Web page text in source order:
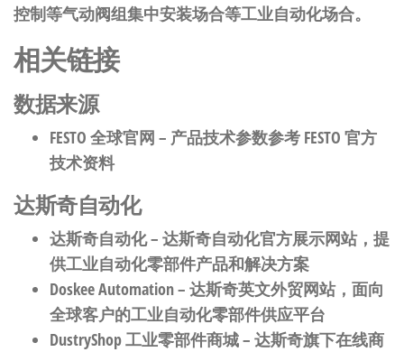
控制等气动阀组集中安装场合等工业自动化场合。
相关链接
数据来源
FESTO 全球官网 – 产品技术参数参考 FESTO 官方
技术资料
达斯奇自动化
达斯奇自动化– 达斯奇自动化官方展示网站，提
供工业自动化零部件产品和解决方案
Doskee Automation– 达斯奇英文外贸网站，面向
全球客户的工业自动化零部件供应平台
DustryShop 工业零部件商城– 达斯奇旗下在线商